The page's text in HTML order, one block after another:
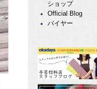
ショップ
Official Blog
バイヤー